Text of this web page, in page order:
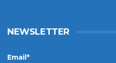
NEWSLETTER
Email*